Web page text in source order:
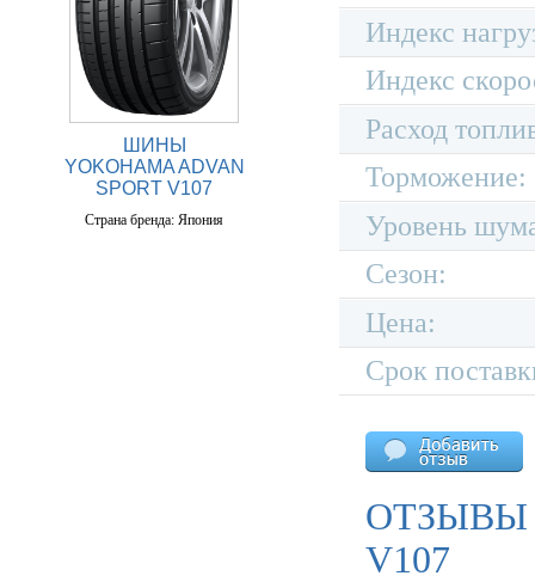
ШИНЫ
YOKOHAMA ADVAN
SPORT V107
Страна бренда: Япония
Индекс
Индекс
Расход
Торможение:
Уровень
Сезон:
Цена:
Срок
ОТЗЫВЫ
V107